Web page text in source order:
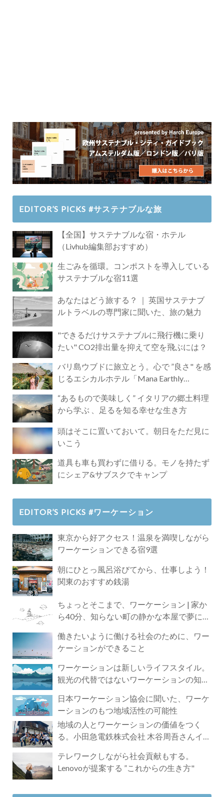
EDITOR’S PICKS #サステナブルな旅
【全国】サステナブルな宿・ホテル
（Livhub編集部おすすめ）
生ごみを循環。コンポストを導入している
サステナブルな宿11選
あなたはどう旅する？ ｜ 英国サステナブ
ルトラベルの専門家に聞いた、旅の魅力
"できるだけサステナブルに飛行機に乗り
たい" CO2排出量を抑えて空を飛ぶには？
バリ島ウブドに旅立とう。心で ”良さ" を感
じるエシカルホテル「Mana Earthly
“あるもので美味しく” イタリアの郷土料理
から学ぶ 、足るを知る幸せな生き方
頭はそこに置いておいて。朝日をただ見に
いこう
道具も車も買わずに借りる。モノを持たず
にシェア&サブスクでキャンプ
EDITOR’S PICKS #ワーケーション
東京から好アクセス！温泉を満喫しながら
ワーケーションできる宿9選
朝にひとっ風呂浴びてから、仕事しよう！
関東のおすすめ銭湯
ちょっとそこまで、ワーケーション | 家か
ら40分、知らない町の静かな本屋で夢に近
働きたいように働ける社会のために、ワー
ケーションができること
ワーケーションは新しいライフスタイル。
観光の代替ではないワーケーションの知ら
日本ワーケーション協会に聞いた、ワーケ
ーションのもつ地域活性の可能性
地域の人とワーケーションの価値をつく
る。小田急電鉄株式会社 木谷周吾さんイン
テレワークしながら社会貢献もする。
Lenovoが提案する ”これからの生き方"